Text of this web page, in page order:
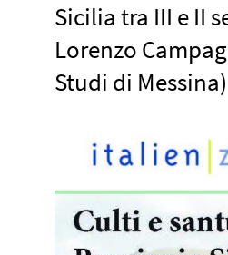
Sicilia tra III e II
Lorenzo
Studi di Messina)